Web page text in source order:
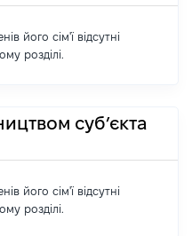
його сім'ї відсутні
розділі.
суб’єкта
його сім'ї відсутні
розділі.